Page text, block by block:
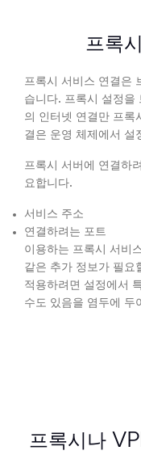
프록
프록시 서비스 연결은
습니다. 프록시 설정을
의 인터넷 연결만 프록
결은 운영 체제에서 설
프록시 서버에 연결하
요합니다.
서비스 주소
연결하려는 포트
이용하는 프록시 서비
같은 추가 정보가 필요
적용하려면 설정에서
수도 있음을 염두에 두
프록시나